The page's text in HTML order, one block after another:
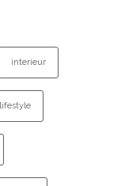
interieur
lifestyle